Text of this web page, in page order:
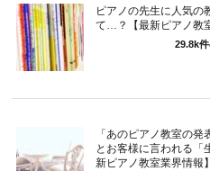
ピアノの先生に人気の
て…？【最新ピアノ教
29.8k
「あのピアノ教室の発
とお客様に言われる「
新ピアノ教室業界情報】